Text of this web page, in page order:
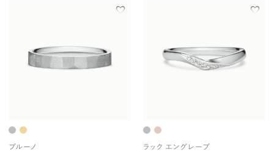
ブルーノ
ラック エングレーブ